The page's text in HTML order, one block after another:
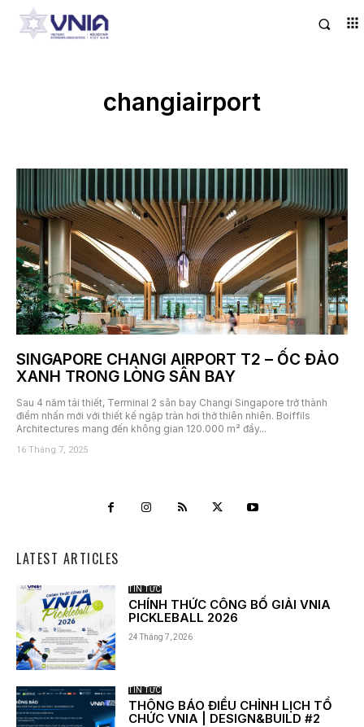
changiairport
SINGAPORE CHANGI AIRPORT T2 – ỐC ĐẢO
XANH TRONG LÒNG SÂN BAY
Sau 4 năm tái thiết, Terminal 2 sân bay Changi Singapore trở thành
điểm nhấn mới với thiết kế ngập tràn hơi thở thiên nhiên. Boiffils
Architectures mang đến không gian 120.000 m² đầy...
16 Tháng 7, 2025
LATEST ARTICLES
TIN TỨC
CHÍNH THỨC CÔNG BỐ GIẢI VNIA
PICKLEBALL 2026
24 Tháng 7, 2026
TIN TỨC
THÔNG BÁO ĐIỀU CHỈNH LỊCH TỔ
CHỨC VNIA | DESIGN&BUILD #2